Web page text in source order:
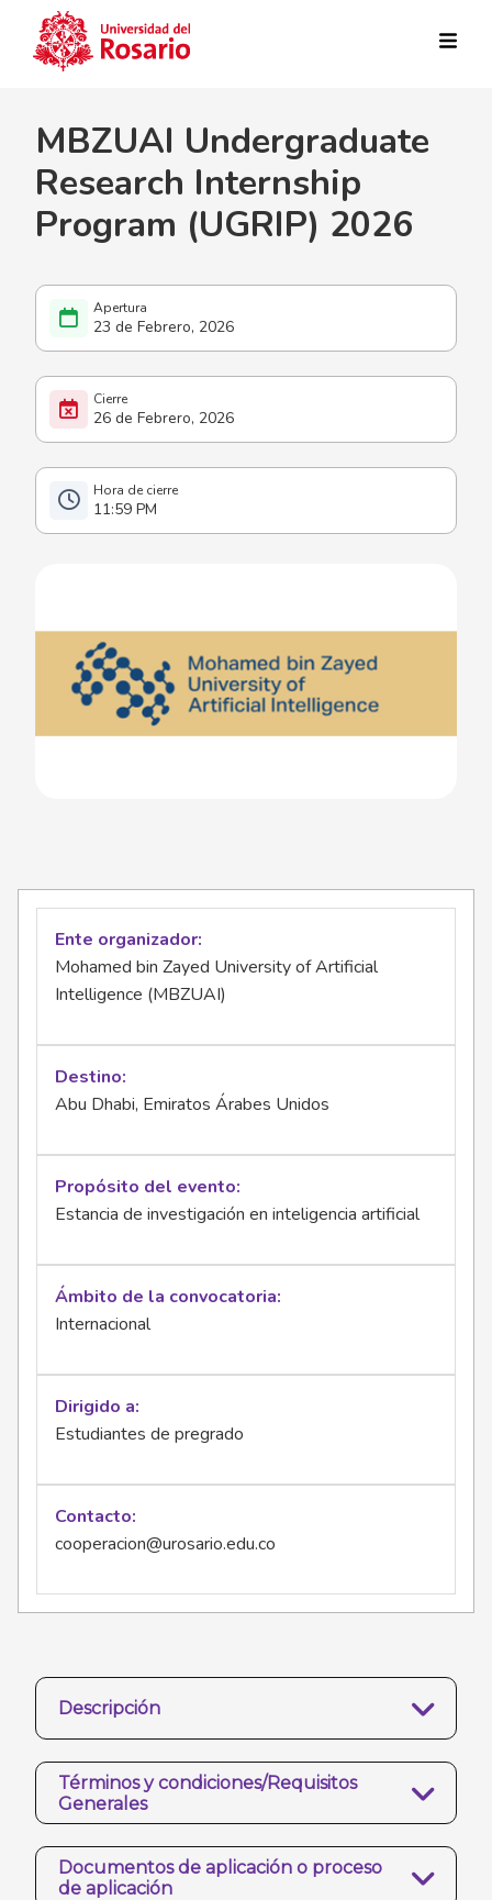
23 de Febrero, 2026
26 de Febrero, 2026
11:59 PM
MBZUAI Undergraduate
Research Internship
Program (UGRIP) 2026
Ente organizador
Mohamed bin Zayed University of Artificial
Intelligence (MBZUAI)
Destino
Abu Dhabi, Emiratos Árabes Unidos
Propósito del evento
Estancia de investigación en inteligencia artificial
Ámbito de la convocatoria
Internacional
Dirigido a
Estudiantes de pregrado
Contacto
cooperacion@urosario.edu.co
Descripción
Términos y condiciones/Requisitos
Generales
Documentos de aplicación o proceso
de aplicación